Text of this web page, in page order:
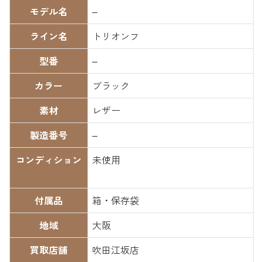
モデル名
–
ライン名
トリオンフ
型番
–
カラー
ブラック
素材
レザー
製造番号
–
コンディション
未使用
付属品
箱・保存袋
地域
大阪
買取店舗
吹田江坂店